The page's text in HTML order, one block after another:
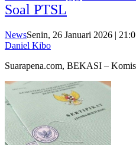
Soal PTSL
NewsSenin, 26 Januari 2026 |
Daniel Kibo
Suarapena.com, BEKASI –